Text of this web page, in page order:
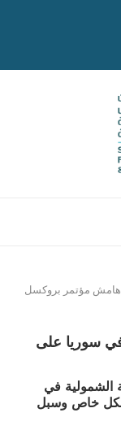
هامش مؤتمر بروكسل
في سوريا على
الشمولية في
خاص وسبل